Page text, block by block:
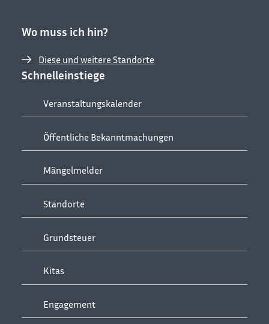
Wo muss ich hin?
Diese und weitere Standorte
Schnelleinstiege
Veranstaltungskalender
Öffentliche Bekanntmachungen
Mängelmelder
Standorte
Grundsteuer
Kitas
Engagement